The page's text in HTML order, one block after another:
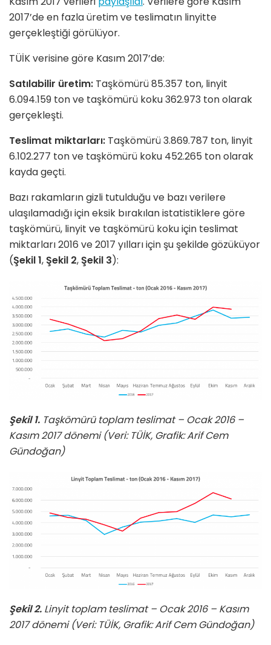
2017’de en fazla üretim ve teslimatın linyitte
gerçekleştiği görülüyor.
TÜİK verisine göre Kasım 2017’de:
Satılabilir üretim: Taşkömürü 85.357 ton, linyit
6.094.159 ton ve taşkömürü koku 362.973 ton olarak
gerçekleşti.
Teslimat miktarları: Taşkömürü 3.869.787 ton, linyit
6.102.277 ton ve taşkömürü koku 452.265 ton olarak
kayda geçti.
Bazı rakamların gizli tutulduğu ve bazı verilere
ulaşılamadığı için eksik bırakılan istatistiklere göre
taşkömürü, linyit ve taşkömürü koku için teslimat
miktarları 2016 ve 2017 yılları için şu şekilde gözüküyor
(Şekil 1, Şekil 2, Şekil 3):
Şekil 1. Taşkömürü toplam teslimat – Ocak 2016 –
Kasım 2017 dönemi (Veri: TÜİK, Grafik: Arif Cem
Gündoğan)
Şekil 2. Linyit toplam teslimat – Ocak 2016 – Kasım
2017 dönemi (Veri: TÜİK, Grafik: Arif Cem Gündoğan)